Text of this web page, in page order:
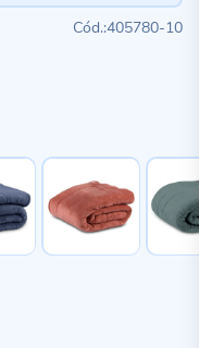
405780-10